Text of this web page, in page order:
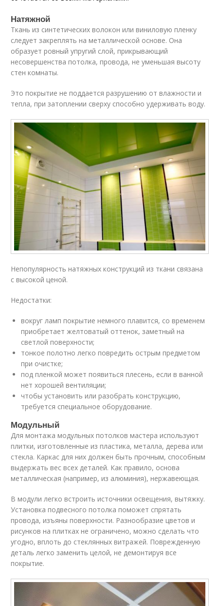
Натяжной
Ткань из синтетических волокон или виниловую пленку
следует закреплять на металлической основе. Она
образует ровный упругий слой, прикрывающий
несовершенства потолка, провода, не уменьшая высоту
стен комнаты.
Это покрытие не поддается разрушению от влажности и
тепла, при затоплении сверху способно удерживать воду.
Непопулярность натяжных конструкций из ткани связана
с высокой ценой.
Недостатки:
вокруг ламп покрытие немного плавится, со временем
приобретает желтоватый оттенок, заметный на
светлой поверхности;
тонкое полотно легко повредить острым предметом
при очистке;
под пленкой может появиться плесень, если в ванной
нет хорошей вентиляции;
чтобы установить или разобрать конструкцию,
требуется специальное оборудование.
Модульный
Для монтажа модульных потолков мастера используют
плитки, изготовленные из пластика, металла, дерева или
стекла. Каркас для них должен быть прочным, способным
выдержать вес всех деталей. Как правило, основа
металлическая (например, из алюминия), нержавеющая.
В модули легко встроить источники освещения, вытяжку.
Установка подвесного потолка поможет спрятать
провода, изъяны поверхности. Разнообразие цветов и
рисунков на плитках не ограничено, можно сделать что
угодно, вплоть до стеклянных витражей. Поврежденную
деталь легко заменить целой, не демонтируя все
покрытие.